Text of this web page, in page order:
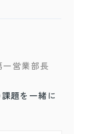
営業部長
題を一緒に